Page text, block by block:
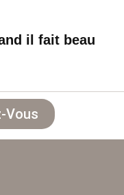
il fait beau
Vous